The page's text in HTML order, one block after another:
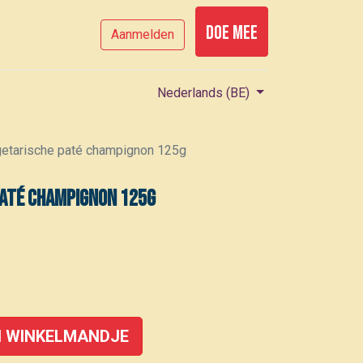
Aanmelden Doe mee
Nederlands (BE)
paté champignon 125g
champignon 125g
WINKELMANDJE